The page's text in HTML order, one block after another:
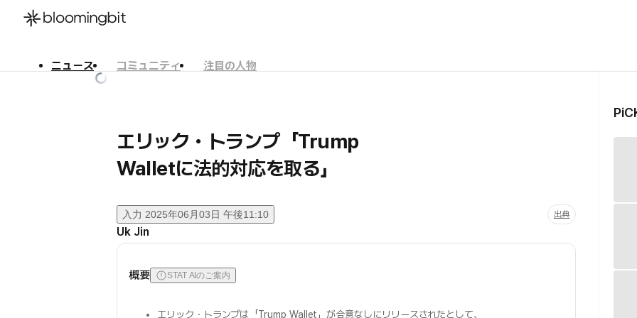
ニュース コミュニティ
注目の人物
エリック・トランプ「Trump
Walletに法的対応を取る」
入力 2025年06月03日 午後11:10 出典
Uk Jin
概要 STAT AIのご案内
エリック・トランプは「Trump Wallet」が合意なしにリリースされたとして、